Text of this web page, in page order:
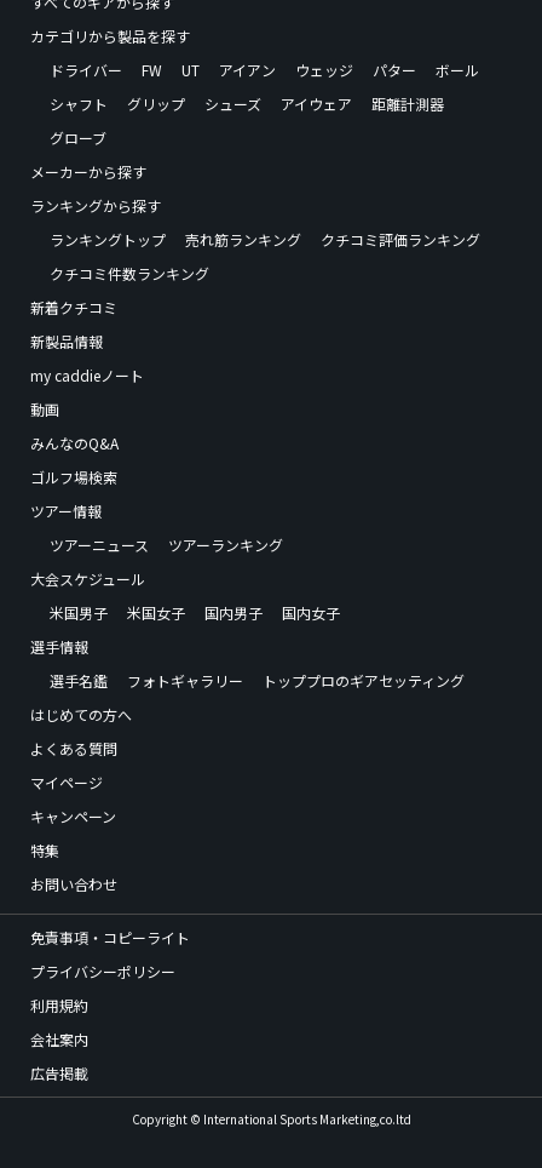
カテゴリから製品を探す
ドライバー
FW UT アイアン ウェッジ パター
ボール
シャフト
グリップ シューズ アイウェア
距離計測器
グローブ
メーカーから探す
ランキングから探す
ランキングトップ
売れ筋ランキング
クチコミ評価ランキング
クチコミ件数ランキング
新着クチコミ
新製品情報
my caddieノート
動画
みんなのQ&A
ゴルフ場検索
ツアー情報
ツアーニュース
ツアーランキング
大会スケジュール
米国男子
米国女子 国内男子
国内女子
選手情報
選手名鑑
フォトギャラリー
トッププロのギアセッティング
はじめての方へ
よくある質問
マイページ
キャンペーン
特集
お問い合わせ
免責事項・コピーライト
プライバシーポリシー
利用規約
会社案内
広告掲載
Copyright © International Sports Marketing,co.ltd